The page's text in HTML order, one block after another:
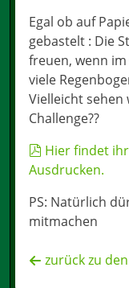
Egal ob auf
gebastelt : Die
freuen, wenn
viele
Vielleicht
Challenge??
Hier findet
Ausdrucken.
PS: Natürlich
mitmachen
zurück zu